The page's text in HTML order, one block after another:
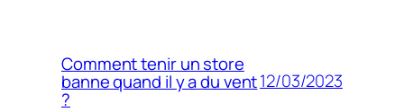
Comment tenir un store
banne quand il y a du vent
?
12/03/2023